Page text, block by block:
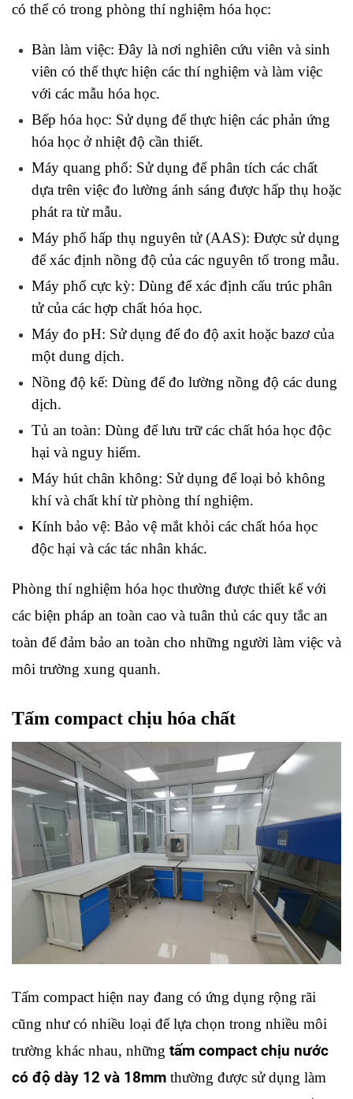
có thể có trong phòng thí nghiệm hóa học:
Bàn làm việc: Đây là nơi nghiên cứu viên và sinh
viên có thể thực hiện các thí nghiệm và làm việc
với các mẫu hóa học.
Bếp hóa học: Sử dụng để thực hiện các phản ứng
hóa học ở nhiệt độ cần thiết.
Máy quang phổ: Sử dụng để phân tích các chất
dựa trên việc đo lường ánh sáng được hấp thụ hoặc
phát ra từ mẫu.
Máy phổ hấp thụ nguyên tử (AAS): Được sử dụng
để xác định nồng độ của các nguyên tố trong mẫu.
Máy phổ cực kỳ: Dùng để xác định cấu trúc phân
tử của các hợp chất hóa học.
Máy đo pH: Sử dụng để đo độ axit hoặc bazơ của
một dung dịch.
Nồng độ kế: Dùng để đo lường nồng độ các dung
dịch.
Tủ an toàn: Dùng để lưu trữ các chất hóa học độc
hại và nguy hiểm.
Máy hút chân không: Sử dụng để loại bỏ không
khí và chất khí từ phòng thí nghiệm.
Kính bảo vệ: Bảo vệ mắt khỏi các chất hóa học
độc hại và các tác nhân khác.
Phòng thí nghiệm hóa học thường được thiết kế với
các biện pháp an toàn cao và tuân thủ các quy tắc an
toàn để đảm bảo an toàn cho những người làm việc và
môi trường xung quanh.
Tấm compact chịu hóa chất
Tấm compact hiện nay đang có ứng dụng rộng rãi
cũng như có nhiều loại để lựa chọn trong nhiều môi
trường khác nhau, những tấm compact chịu nước
có độ dày 12 và 18mm thường được sử dụng làm